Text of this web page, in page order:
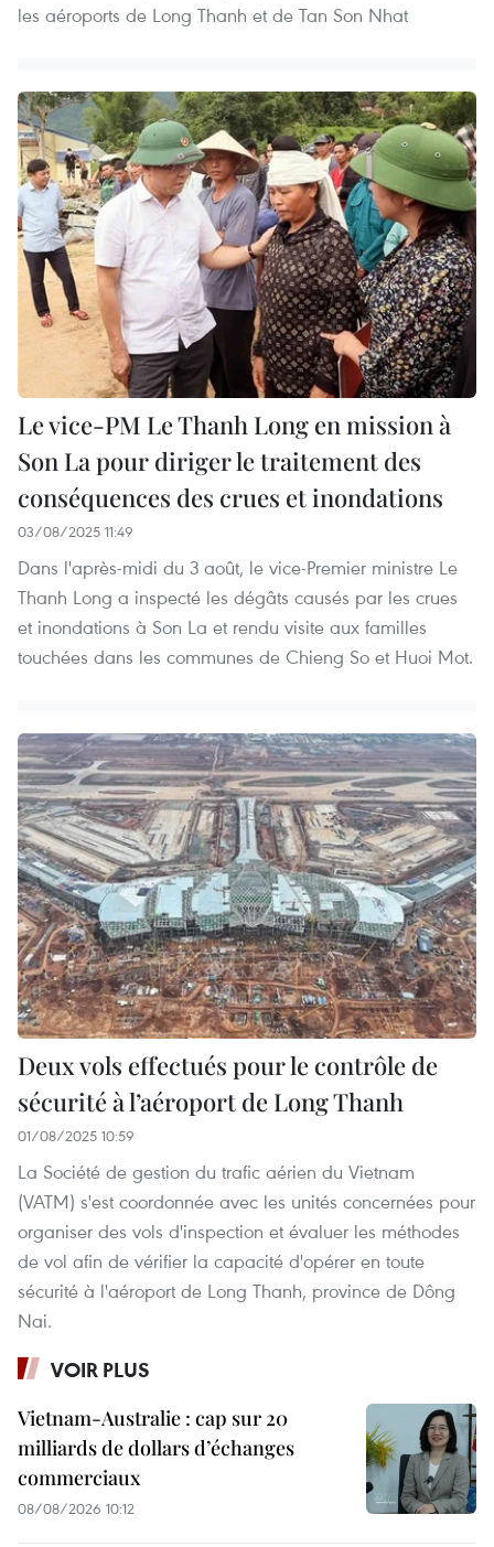
les aéroports de Long Thanh et de Tan Son Nhat
Le vice-PM Le Thanh Long en mission à
Son La pour diriger le traitement des
conséquences des crues et inondations
03/08/2025 11:49
Dans l'après-midi du 3 août, le vice-Premier ministre Le
Thanh Long a inspecté les dégâts causés par les crues
et inondations à Son La et rendu visite aux familles
touchées dans les communes de Chieng So et Huoi Mot.
Deux vols effectués pour le contrôle de
sécurité à l’aéroport de Long Thanh
01/08/2025 10:59
La Société de gestion du trafic aérien du Vietnam
(VATM) s'est coordonnée avec les unités concernées pour
organiser des vols d'inspection et évaluer les méthodes
de vol afin de vérifier la capacité d'opérer en toute
sécurité à l'aéroport de Long Thanh, province de Dông
Nai.
VOIR PLUS
Vietnam-Australie : cap sur 20
milliards de dollars d’échanges
commerciaux
08/08/2026 10:12